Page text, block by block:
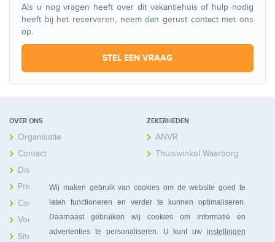
Wij maken gebruik van cookies om de website goed te
laten functioneren en verder te kunnen optimaliseren.
Daarnaast gebruiken wij cookies om informatie en
advertenties te personaliseren. U kunt uw instellingen
Als u nog vragen heeft over dit vakantiehuis of hulp nodig
heeft bij het reserveren, neem dan gerust contact met ons
op.
STEL EEN VRAAG
OVER ONS
Organisatie
Contact
Disclaimer
Privacy
Cookies
Voorwaarden
Sitemap
ZEKERHEDEN
ANVR
Thuiswinkel Waarborg